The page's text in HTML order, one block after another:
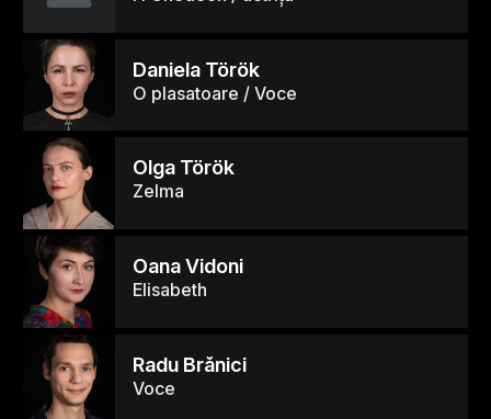
Daniela Török
O plasatoare / Voce
Olga Török
Zelma
Oana Vidoni
Elisabeth
Radu Brănici
Voce